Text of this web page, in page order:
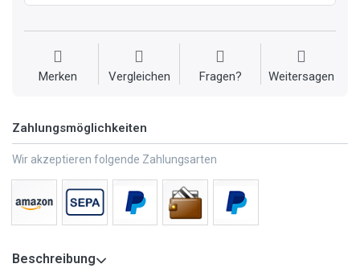
Merken Vergleichen Fragen? Weitersagen
Zahlungsmöglichkeiten
Wir akzeptieren folgende Zahlungsarten
Beschreibung